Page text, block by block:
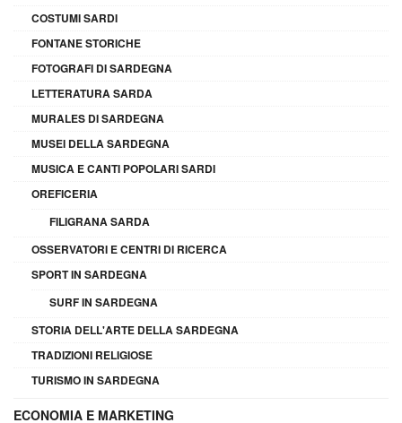
COSTUMI SARDI
FONTANE STORICHE
FOTOGRAFI DI SARDEGNA
LETTERATURA SARDA
MURALES DI SARDEGNA
MUSEI DELLA SARDEGNA
MUSICA E CANTI POPOLARI SARDI
OREFICERIA
FILIGRANA SARDA
OSSERVATORI E CENTRI DI RICERCA
SPORT IN SARDEGNA
SURF IN SARDEGNA
STORIA DELL'ARTE DELLA SARDEGNA
TRADIZIONI RELIGIOSE
TURISMO IN SARDEGNA
ECONOMIA E MARKETING